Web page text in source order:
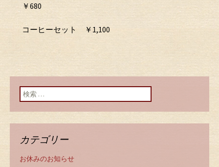
￥680
コーヒーセット ￥1,100
検索:
カテゴリー
お休みのお知らせ